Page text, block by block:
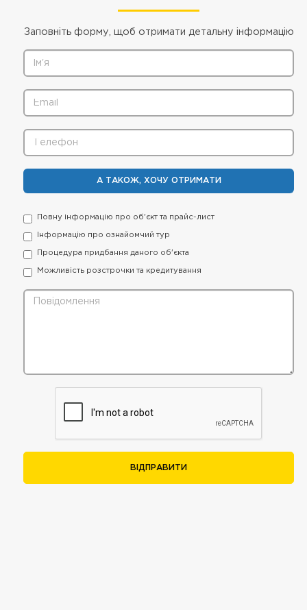
Заповніть форму, щоб отримати детальну інформацію
А ТАКОЖ, ХОЧУ ОТРИМАТИ
Повну інформацію про об'єкт та прайс-лист
Інформацію про ознайомчий тур
Процедура придбання даного об'єкта
Можливість розстрочки та кредитування
ВІДПРАВИТИ